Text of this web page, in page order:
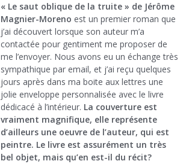
« Le saut oblique de la truite » de Jérôme
Magnier-Moreno est un premier roman que
j’ai découvert lorsque son auteur m’a
contactée pour gentiment me proposer de
me l’envoyer. Nous avons eu un échange très
sympathique par email, et j’ai reçu quelques
jours après dans ma boite aux lettres une
jolie enveloppe personnalisée avec le livre
dédicacé à l’intérieur. La couverture est
vraiment magnifique, elle représente
d’ailleurs une oeuvre de l’auteur, qui est
peintre. Le livre est assurément un très
bel objet, mais qu’en est-il du récit?